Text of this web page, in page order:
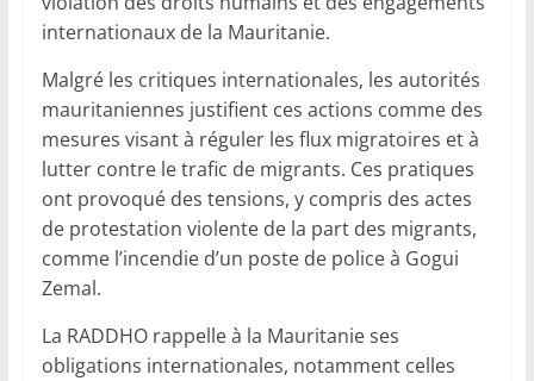
internationaux de la Mauritanie.
Malgré les critiques internationales, les autorités
mauritaniennes justifient ces actions comme des
mesures visant à réguler les flux migratoires et à
lutter contre le trafic de migrants. Ces pratiques
ont provoqué des tensions, y compris des actes
de protestation violente de la part des migrants,
comme l’incendie d’un poste de police à Gogui
Zemal.
La RADDHO rappelle à la Mauritanie ses
obligations internationales, notamment celles